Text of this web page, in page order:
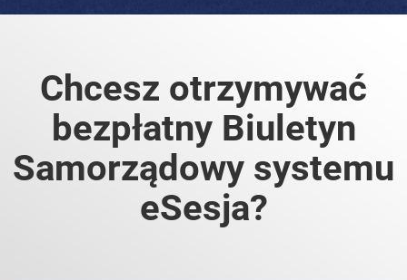
Chcesz otrzymywać
bezpłatny Biuletyn
Samorządowy systemu
eSesja?